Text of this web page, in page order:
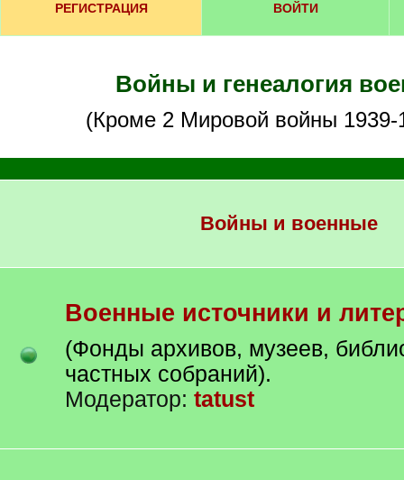
РЕГИСТРАЦИЯ ВОЙТИ
Войны и генеалогия
(Кроме 2 Мировой войны 1939-
Войны и военные
Военные источники и
(Фонды архивов, музеев,
частных собраний).
Модератор: tatust